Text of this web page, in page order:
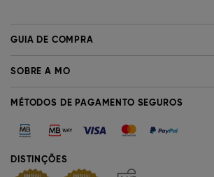
GUIA DE COMPRA
SOBRE A MO
MÉTODOS DE PAGAMENTO SEGUROS
DISTINÇÕES